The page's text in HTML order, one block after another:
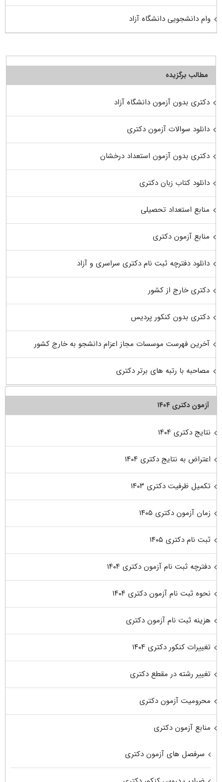
وام دانشجویی دانشگاه آزاد
مطالب برگزیده
دکتری بدون آزمون دانشگاه آزاد
دانلود سوالات آزمون دکتری
دکتری بدون آزمون استعداد درخشان
دانلود کتاب زبان دکتری
منابع استعداد تحصیلی
منابع آزمون دکتری
دانلود دفترچه ثبت نام دکتری سراسری و آزاد
دکتری خارج از کشور
دکتری بدون کنکور پردیس
آخرین فهرست موسسات مجاز اعزام دانشجو به خارج کشور
مصاحبه با رتبه های برتر دکتری
آزمون دکتری ۱۴۰۴
نتایج دکتری ۱۴۰۴
اعتراض به نتایج دکتری ۱۴۰۴
تکمیل ظرفیت دکتری ۱۴۰۳
زمان آزمون دکتری ۱۴۰۵
ثبت نام دکتری ۱۴۰۵
دفترچه ثبت نام آزمون دکتری ۱۴۰۴
نحوه ثبت نام آزمون دکتری ۱۴۰۴
هزینه ثبت نام آزمون دکتری
تغییرات کنکور دکتری ۱۴۰۴
تغییر رشته در مقطع دکتری
محرومیت آزمون دکتری
منابع آزمون دکتری
سرفصل های آزمون دکتری